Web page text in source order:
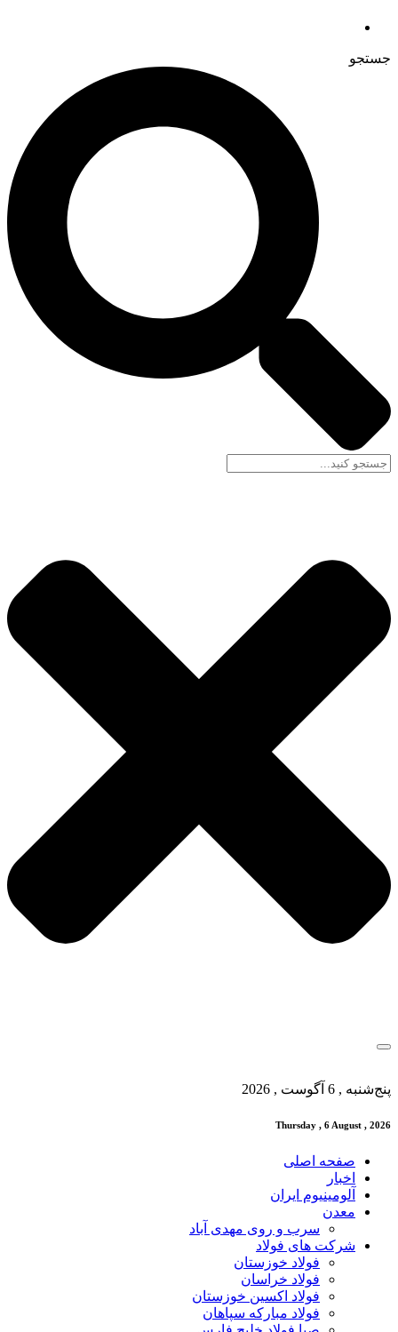
جستجو
پنج‌شنبه , 6 آگوست , 2026
Thursday , 6 August , 2026
صفحه اصلی
اخبار
آلومینیوم ایران
معدن
سرب و روی مهدی آباد
شرکت های فولاد
فولاد خوزستان
فولاد خراسان
فولاد اکسین خوزستان
فولاد مبارکه سپاهان